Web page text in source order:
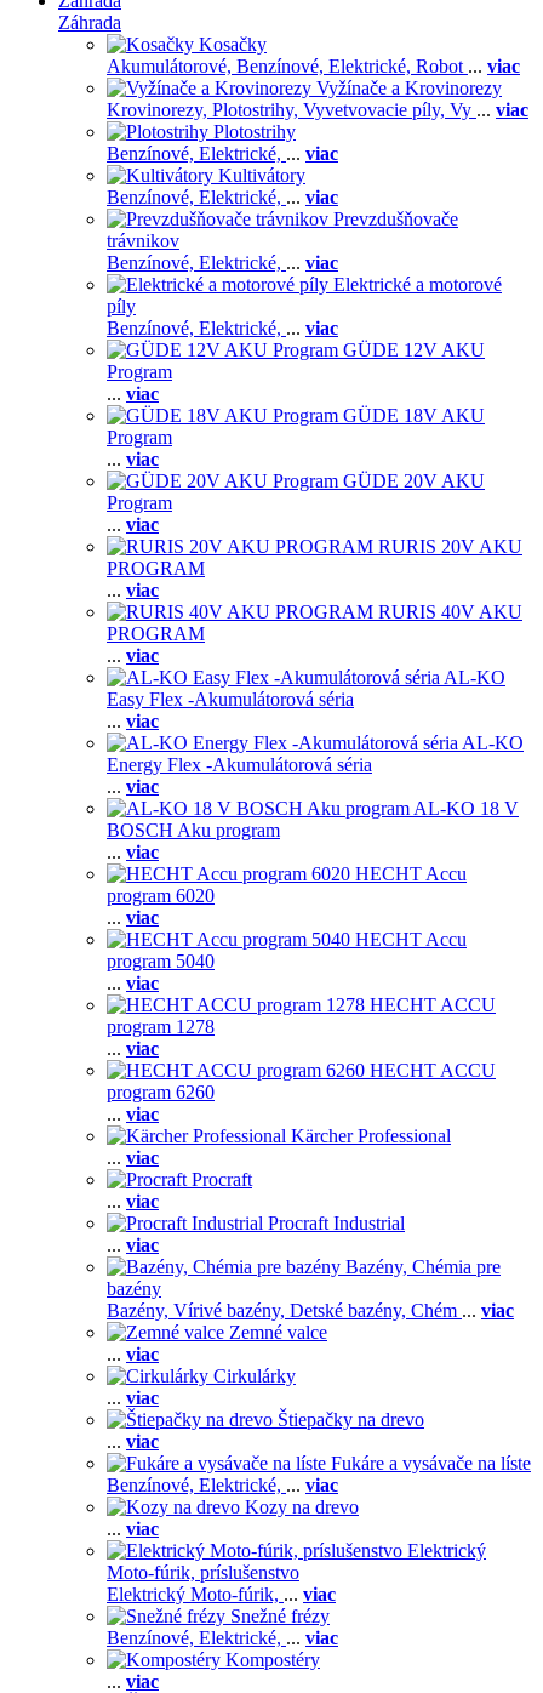
Záhrada
Kosačky
Akumulátorové, Benzínové, Elektrické, Robot ... viac
Vyžínače a Krovinorezy
Krovinorezy, Plotostrihy, Vyvetvovacie píly, Vy ... viac
Plotostrihy
Benzínové, Elektrické, ... viac
Kultivátory
Benzínové, Elektrické, ... viac
Prevzdušňovače
trávnikov
Benzínové, Elektrické, ... viac
Elektrické a motorové
píly
Benzínové, Elektrické, ... viac
GÜDE 12V AKU
Program
... viac
GÜDE 18V AKU
Program
... viac
GÜDE 20V AKU
Program
... viac
RURIS 20V AKU
PROGRAM
... viac
RURIS 40V AKU
PROGRAM
... viac
AL-KO
Easy Flex -Akumulátorová séria
... viac
AL-KO
Energy Flex -Akumulátorová séria
... viac
AL-KO 18 V
BOSCH Aku program
... viac
HECHT Accu
program 6020
... viac
HECHT Accu
program 5040
... viac
HECHT ACCU
program 1278
... viac
HECHT ACCU
program 6260
... viac
Kärcher Professional
... viac
Procraft
... viac
Procraft Industrial
... viac
Bazény, Chémia pre
bazény
Bazény, Vírivé bazény, Detské bazény, Chém ... viac
Zemné valce
... viac
Cirkulárky
... viac
Štiepačky na drevo
... viac
Fukáre a vysávače na líste
Benzínové, Elektrické, ... viac
Kozy na drevo
... viac
Elektrický
Moto-fúrik, príslušenstvo
Elektrický Moto-fúrik, ... viac
Snežné frézy
Benzínové, Elektrické, ... viac
Kompostéry
... viac